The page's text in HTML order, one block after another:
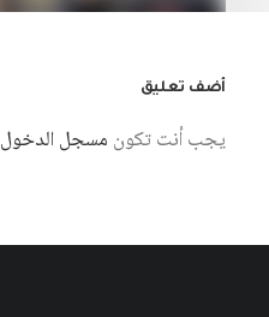
6 أغسطس، 2026
أضف تعليق
يجب أنت تكون مسجل الدخول